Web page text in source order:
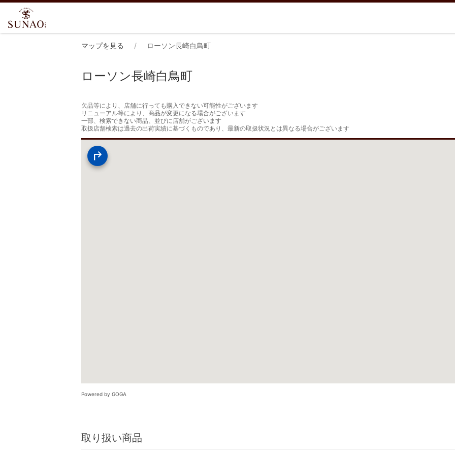
マップを見る ローソン長崎白鳥町
ローソン長崎白鳥町
欠品等により、店舗に行っても購入できない可能性がございます
リニューアル等により、商品が変更になる場合がございます
一部、検索できない商品、並びに店舗がございます
取扱店舗検索は過去の出荷実績に基づくものであり、最新の取扱状況とは異なる場合がございます
Powered by GOGA
取り扱い商品